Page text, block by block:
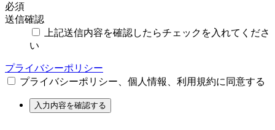
必須
送信確認
上記送信内容を確認したらチェックを入れてくださ
い
プライバシーポリシー
プライバシーポリシー、個人情報、利用規約に同意する
入力内容を確認する